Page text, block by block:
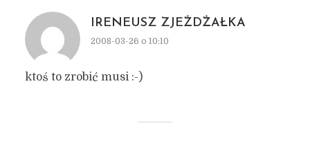
IRENEUSZ ZJEŻDŻAŁKA
2008-03-26 o 10:10
ktoś to zrobić musi :-)